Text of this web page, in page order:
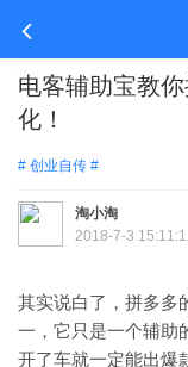
电客辅助宝教
化！
# 创业自传 #
淘小淘
2018-7-3
其实说白了，拼多多
一，它只是一个辅助
开了车就一定能出爆